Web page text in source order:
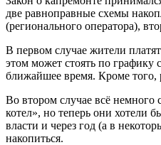
две равноправные схемы
(регионального оператора),
В первом случае жители
этом может стоять по
ближайшее время. Кроме того,
Во втором случае всё немного
котел», но теперь они хотели
власти и через год (а в
накопиться.